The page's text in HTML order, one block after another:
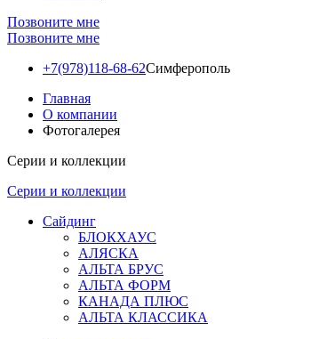
Позвоните мне
Позвоните мне
+7(978)118-68-62Симферополь
Главная
О компании
Фотогалерея
Серии и коллекции
Серии и коллекции
Сайдинг
БЛОКХАУС
АЛЯСКА
АЛЬТА БРУС
АЛЬТА ФОРМ
КАНАДА ПЛЮС
АЛЬТА КЛАССИКА